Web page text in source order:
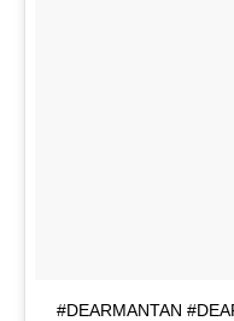
#DEARMANTAN